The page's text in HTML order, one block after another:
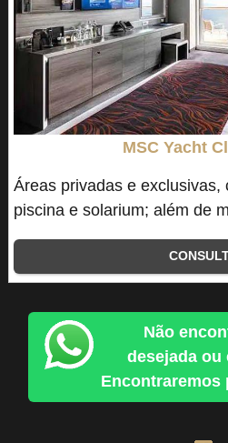
MSC Yacht
Áreas privadas e exclusivas,
piscina e solarium; além de
Não
desejada ou
Encontraremos